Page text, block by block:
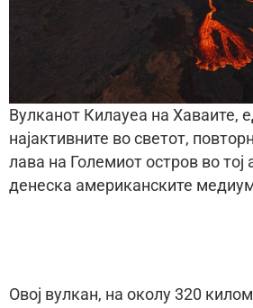
Вулканот Килауеа на Хаваите,
најактивните во светот,
лава на Големиот остров во тој
денеска американските
Овој вулкан, на околу 320